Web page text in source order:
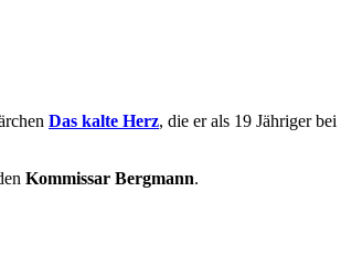
Das kalte Herz, die er als 19 Jähriger bei
Kommissar Bergmann.